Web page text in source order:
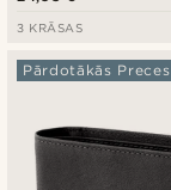
3 KRĀSAS
Pārdotākās Preces